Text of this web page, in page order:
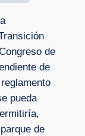
de
de
pueda
de